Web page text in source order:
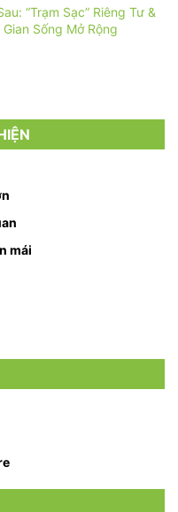
đầu tư.
Bạn là
muốn mở
“Trạm Sạc” Riêng Tư &
Gian Sống Mở Rộng
mái